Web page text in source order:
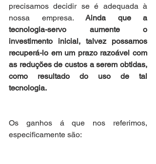
precisamos decidir se é adequada à
nossa empresa. Ainda que a
tecnologia-servo aumente o
investimento inicial, talvez possamos
recuperá-lo em um prazo razoável com
as reduções de custos a serem obtidas,
como resultado do uso de tal
tecnologia.
Os ganhos á que nos referimos,
especificamente são: